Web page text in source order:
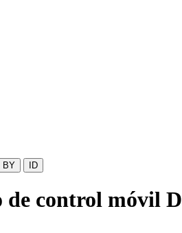
BY ID
control móvil